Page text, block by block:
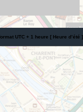
UTC + 1 heure [ Heure d’été ]